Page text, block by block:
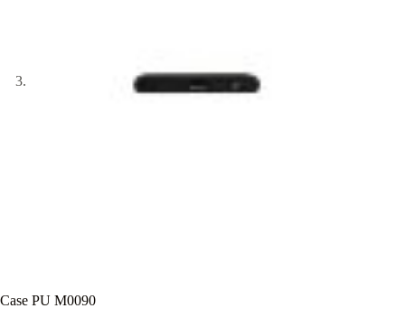
Case PU M0090